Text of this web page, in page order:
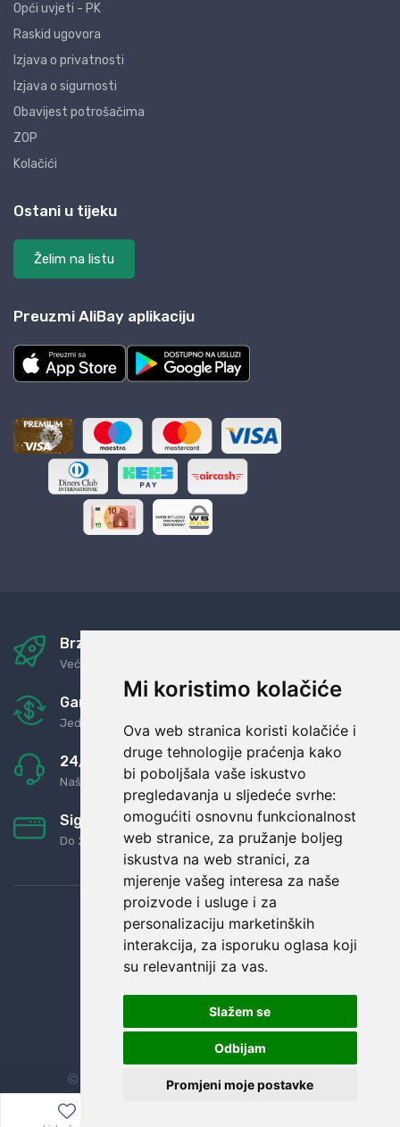
Mi koristimo kolačiće
Ova web stranica koristi kolačiće i
druge tehnologije praćenja kako
bi poboljšala vaše iskustvo
pregledavanja u sljedeće svrhe:
omogućiti osnovnu funkcionalnost
web stranice, za pružanje boljeg
iskustva na web stranici, za
mjerenje vašeg interesa za naše
proizvode i usluge i za
personalizaciju marketinških
interakcija, za isporuku oglasa koji
su relevantniji za vas.
Slažem se
Odbijam
Promjeni moje postavke
Opći uvjeti - PK
Raskid ugovora
Izjava o privatnosti
Izjava o sigurnosti
Obavijest potrošačima
ZOP
Kolačići
Ostani u tijeku
Želim na listu
Preuzmi AliBay aplikaciju
Brza i sigurna dostava
Već za nekoliko dana kod vas
Garancija u povrat novaca
Jednostavno pravilo: Roba za novac
24/7 odlična podrška
Naši agenti uvijek na raspolaganju
Sigurno obročno plaćanje
Do 24 rata bez kamata
© Sva prava zadržana. Dopi grupa d.o.o.